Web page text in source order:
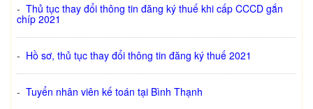
- Thủ tục thay đổi thông tin đăng ký thuế khi cấp CCCD gắn
chíp 2021
- Hồ sơ, thủ tục thay đổi thông tin đăng ký thuế 2021
- Tuyển nhân viên kế toán tại Bình Thạnh